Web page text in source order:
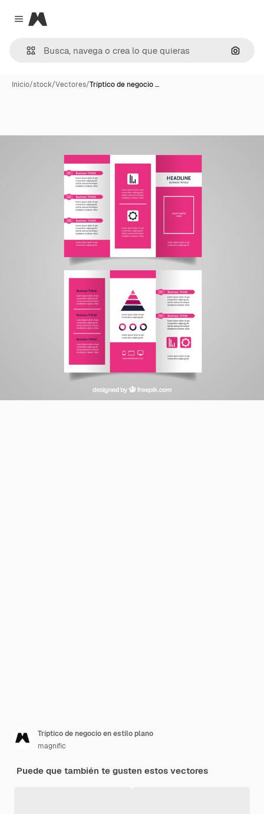
Close menu
Magnific
Inicio/stock/Vectores/Tríptico de negocio …
Tríptico de negocio en estilo plano
magnific
Puede que también te gusten estos vectores